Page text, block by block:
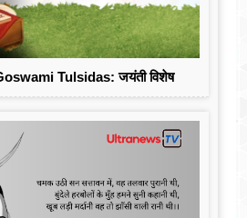
Goswami Tulsidas: जयंती विशेष